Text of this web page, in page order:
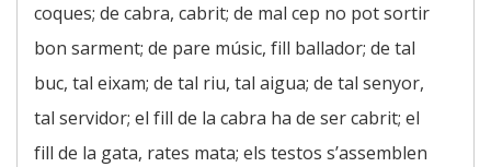
coques; de cabra, cabrit; de mal cep no pot sortir
bon sarment; de pare músic, fill ballador; de tal
buc, tal eixam; de tal riu, tal aigua; de tal senyor,
tal servidor; el fill de la cabra ha de ser cabrit; el
fill de la gata, rates mata; els testos s’assemblen